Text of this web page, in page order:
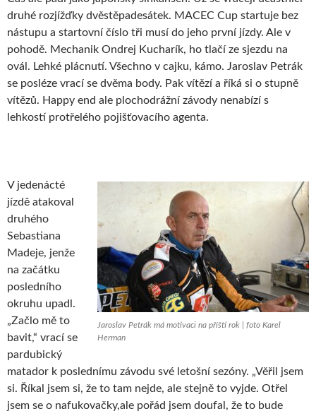
druhé rozjížďky dvěstěpadesátek. MACEC Cup startuje bez
nástupu a startovní číslo tři musí do jeho první jízdy. Ale v
pohodě. Mechanik Ondrej Kucharík, ho tlačí ze sjezdu na
ovál. Lehké plácnutí. Všechno v cajku, kámo. Jaroslav Petrák
se posléze vrací se dvěma body. Pak vítězí a říká si o stupně
vítězů. Happy end ale plochodrážní závody nenabízí s
lehkostí protřelého pojišťovacího agenta.
Jaroslav Petrák má motivaci na příští rok | foto Karel
Herman
V jedenácté
jízdě atakoval
druhého
Sebastiana
Madeje, jenže
na začátku
posledního
okruhu upadl.
„Začlo mě to
bavit,“ vrací se
pardubický
matador k poslednímu závodu své letošní sezóny. „Věřil jsem
si. Říkal jsem si, že to tam nejde, ale stejně to vyjde. Otřel
jsem se o nafukovačky,ale pořád jsem doufal, že to bude